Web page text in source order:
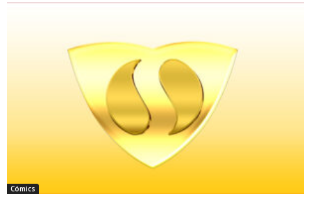
Cómics